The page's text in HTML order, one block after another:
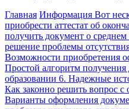
Главная Информация Вот
приобрести аттестат об
получить документ о
решение проблемы
Возможности приобретения
Простой алгоритм получения
образовании 6. Надежные
Как законно решить вопрос с
Варианты оформления